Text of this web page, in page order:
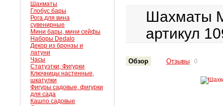
Шахматы
Глобус бары
Рога для вина
сувенирные
Мини бары, мини сейфы
Наборы Dedalo
Декор из бронзы и
латуни
Часы
Статуэтки, Фигурки
Ключницы настенные,
шкатулки
Фигуры садовые, фигурки
для сада
Кашпо садовые
Шахматы
артикул
Обзор Отзывы 0